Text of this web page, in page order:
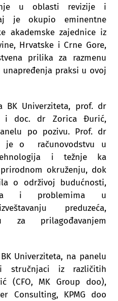
u oblasti revizije i
je okupio eminentne
akademske zajednice iz
Hrvatske i Crne Gore,
prilika za razmenu
praksi u ovoj
BK Univerziteta, prof. dr
i doc. dr Zorica Đurić,
po pozivu. Prof. dr
je o računovodstvu u
i težnje ka
okruženju, dok
o održivoj budućnosti,
i problemima u
preduzeća,
za prilagođavanjem
Univerziteta, na panelu
stručnjaci iz različitih
(CFO, MK Group doo),
Consulting, KPMG doo